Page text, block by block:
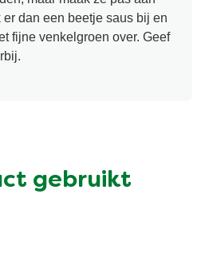
dan een beetje saus bij en
fijne venkelgroen over. Geef
gebruikt